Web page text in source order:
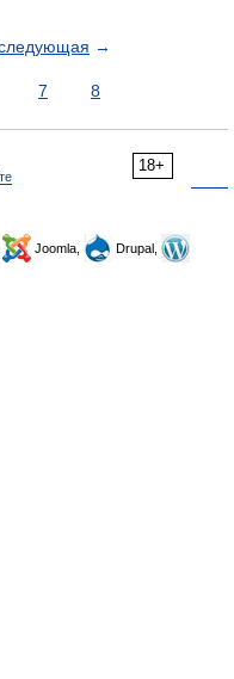
→
7 8
18+
Joomla,
Drupal,